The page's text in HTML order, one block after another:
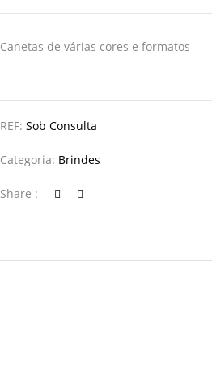
Canetas de várias cores e formatos
REF:Sob Consulta
Categoria: Brindes
Share :